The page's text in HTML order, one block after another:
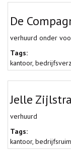
De
verhuurd onder
Tags:
kantoor,
Jelle
verhuurd
Tags:
kantoor,